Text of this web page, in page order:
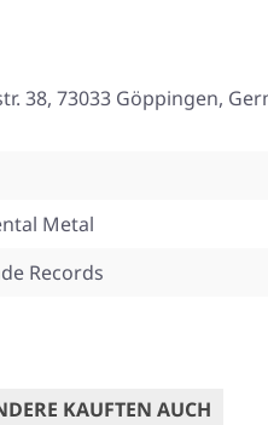
38, 73033 Göppingen,
Metal
Records
KAUFTEN AUCH